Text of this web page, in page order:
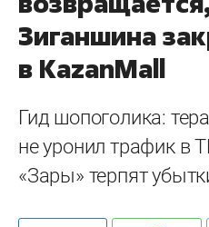
Зиганшина
в KazanMall
Гид шопоголика:
не уронил трафик в
«Зары» терпят